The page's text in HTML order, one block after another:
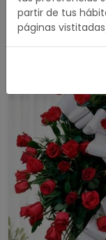
partir de tus
páginas